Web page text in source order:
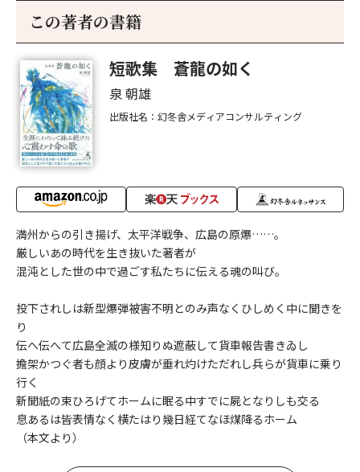
この著者の書籍
短歌集 蒼龍の如く
泉 朝雄
出版社名：幻冬舎メディアコンサルティング
満州からの引き揚げ、太平洋戦争、広島の原爆……。
厳しいあの時代を生き抜いた著者が
混沌とした世の中で過ごす私たちに伝える魂の叫び。
投下されしは新型爆弾被害不明とのみ声なくひしめく中に聞きを
り
伝へ伝へて広島全滅の様知りぬ遮蔽して貨車報告書きゐし
擔架かつぐ者も顔より皮膚が垂れ灼けただれし兵らが貨車に乗り
行く
新聞紙の束ひろげてホームに眠る中すでに屍となりしも交る
息あるは皆表情なく横たはり幾日経てなほ煤降るホーム
（本文より）